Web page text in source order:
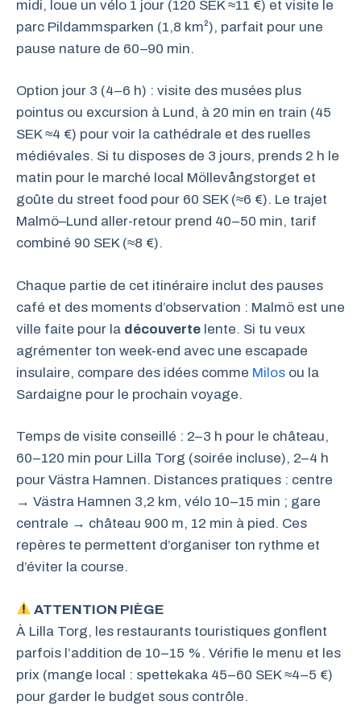
midi, loue un vélo 1 jour (120 SEK ≈11 €) et visite le
parc Pildammsparken (1,8 km²), parfait pour une
pause nature de 60–90 min.
Option jour 3 (4–6 h) : visite des musées plus
pointus ou excursion à Lund, à 20 min en train (45
SEK ≈4 €) pour voir la cathédrale et des ruelles
médiévales. Si tu disposes de 3 jours, prends 2 h le
matin pour le marché local Möllevångstorget et
goûte du street food pour 60 SEK (≈6 €). Le trajet
Malmö–Lund aller-retour prend 40–50 min, tarif
combiné 90 SEK (≈8 €).
Chaque partie de cet itinéraire inclut des pauses
café et des moments d’observation : Malmö est une
ville faite pour la découverte lente. Si tu veux
agrémenter ton week-end avec une escapade
insulaire, compare des idées comme Milos ou la
Sardaigne pour le prochain voyage.
Temps de visite conseillé : 2–3 h pour le château,
60–120 min pour Lilla Torg (soirée incluse), 2–4 h
pour Västra Hamnen. Distances pratiques : centre
→ Västra Hamnen 3,2 km, vélo 10–15 min ; gare
centrale → château 900 m, 12 min à pied. Ces
repères te permettent d’organiser ton rythme et
d’éviter la course.
ATTENTION PIÈGE
À Lilla Torg, les restaurants touristiques gonflent
parfois l’addition de 10–15 %. Vérifie le menu et les
prix (mange local : spettekaka 45–60 SEK ≈4–5 €)
pour garder le budget sous contrôle.